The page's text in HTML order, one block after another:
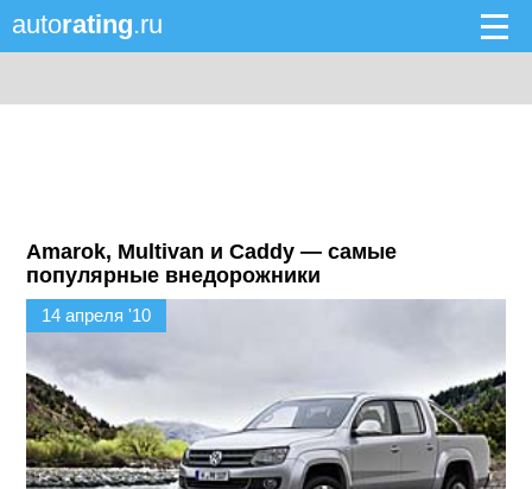
autorating.ru
Amarok, Multivan и Caddy — самые
популярные внедорожники
14 апреля '10